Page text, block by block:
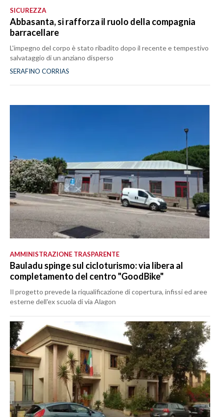
SICUREZZA
Abbasanta, si rafforza il ruolo della compagnia
barracellare
L'impegno del corpo è stato ribadito dopo il recente e tempestivo
salvataggio di un anziano disperso
SERAFINO CORRIAS
AMMINISTRAZIONE TRASPARENTE
Bauladu spinge sul cicloturismo: via libera al
completamento del centro "GoodBike"
Il progetto prevede la riqualificazione di copertura, infissi ed aree
esterne dell'ex scuola di via Alagon